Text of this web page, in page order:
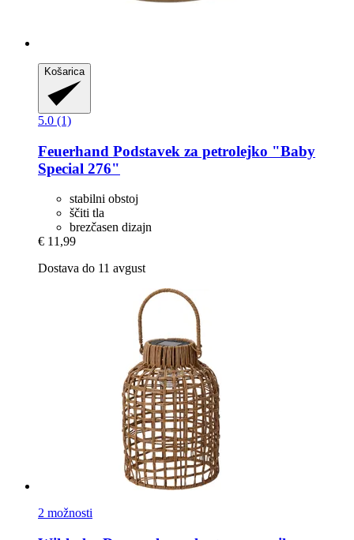
Košarica
5.0 (1)
Feuerhand Podstavek za petrolejko "Baby
Special 276"
stabilni obstoj
ščiti tla
brezčasen dizajn
€ 11,99
Dostava do 11 avgust
2 možnosti